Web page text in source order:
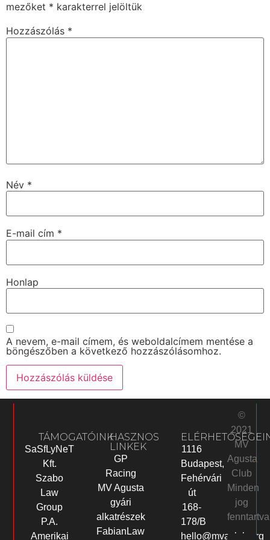
mezőket * karakterrel jelöltük
Hozzászólás *
Név *
E-mail cím *
Honlap
A nevem, e-mail címem, és weboldalcímem mentése a
böngészőben a következő hozzászólásomhoz.
TÁMOGATÓINK
SaSfLyNeT
Kft.
Szabo
Law
Group
P.A.
Amerikai
HASZNOS
LINKEK
GP
Racing
MV Agusta
gyári
alkatrészek
FabianLaw
1116
Budapest,
Fehérvári
út
168-
178/B
hello@mvaclub.org
©
2021
MV
Agusta
Club
Minden
jog